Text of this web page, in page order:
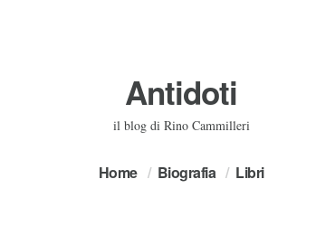
Antidoti
il blog di Rino Cammilleri
Home Biografia Libri